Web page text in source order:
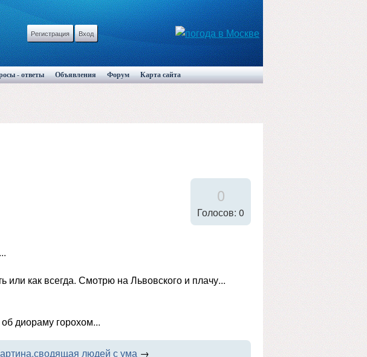
Регистрация Вход
- ответы Объявления Форум Карта сайта
0
Голосов: 0
как всегда. Смотрю на Львовского и плачу...
диораму горохом...
людей с ума →